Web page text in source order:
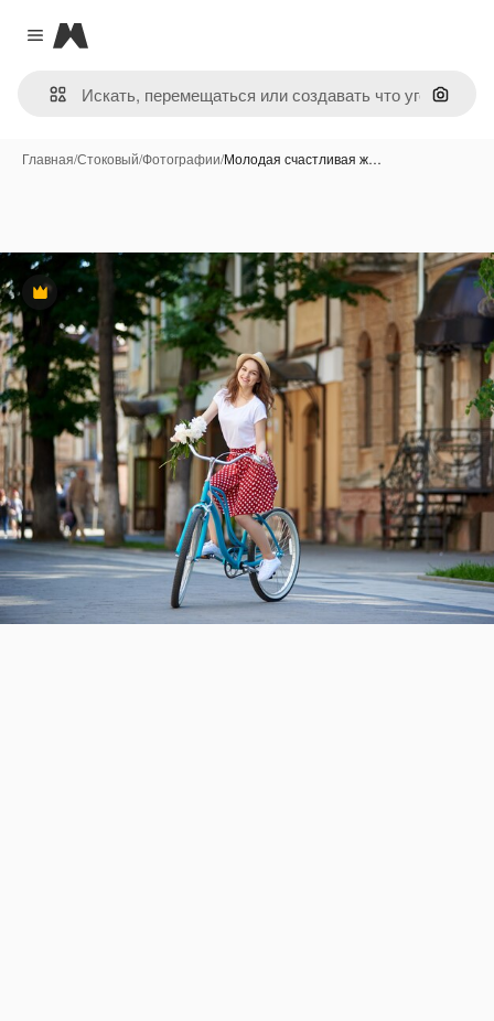
Close menu
Magnific
Поиск
Главная/Стоковый/Фотографии/Молодая счастливая ж…
Премиум